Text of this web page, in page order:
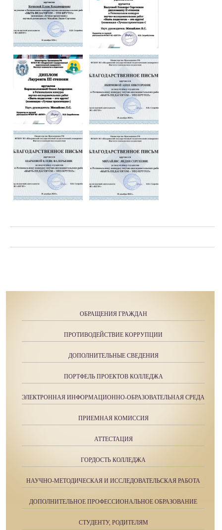
ОБРАЩЕНИЯ ГРАЖДАН
ПРОТИВОДЕЙСТВИЕ КОРРУПЦИИ
ДОПОЛНИТЕЛЬНЫЕ СВЕДЕНИЯ
ПОРТФЕЛЬ ПРОЕКТОВ КОЛЛЕДЖА
ЭЛЕКТРОННАЯ ИНФОРМАЦИОННО-ОБРАЗОВАТЕЛЬНАЯ СРЕДА
ПРИЕМНАЯ КОМИССИЯ
АТТЕСТАЦИЯ
ГОРДОСТЬ КОЛЛЕДЖА
НАУЧНО-МЕТОДИЧЕСКАЯ И ИССЛЕДОВАТЕЛЬСКАЯ РАБОТА
ДОПОЛНИТЕЛЬНОЕ ПРОФЕССИОНАЛЬНОЕ ОБРАЗОВАНИЕ
СТУДЕНТУ, РОДИТЕЛЯМ